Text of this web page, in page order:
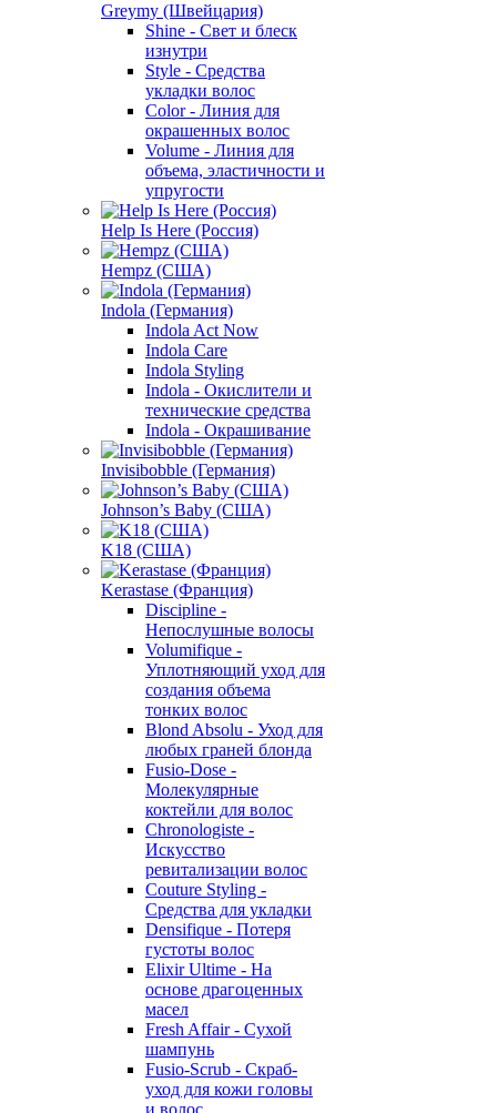
Greymy (Швейцария)
Shine - Свет и блеск
изнутри
Style - Средства
укладки волос
Color - Линия для
окрашенных волос
Volume - Линия для
объема, эластичности и
упругости
Help Is Here (Россия)
Hempz (США)
Indola (Германия)
Indola Act Now
Indola Care
Indola Styling
Indola - Окислители и
технические средства
Indola - Окрашивание
Invisibobble (Германия)
Johnson’s Baby (США)
K18 (США)
Kerastase (Франция)
Discipline -
Непослушные волосы
Volumifique -
Уплотняющий уход для
создания объема
тонких волос
Blond Absolu - Уход для
любых граней блонда
Fusio-Dose -
Молекулярные
коктейли для волос
Chronologiste -
Искусство
ревитализации волос
Couture Styling -
Средства для укладки
Densifique - Потеря
густоты волос
Elixir Ultime - На
основе драгоценных
масел
Fresh Affair - Сухой
шампунь
Fusio-Scrub - Скраб-
уход для кожи головы
и волос